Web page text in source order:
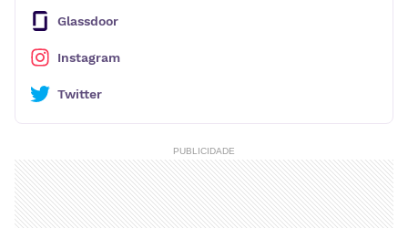
Glassdoor
Instagram
Twitter
PUBLICIDADE